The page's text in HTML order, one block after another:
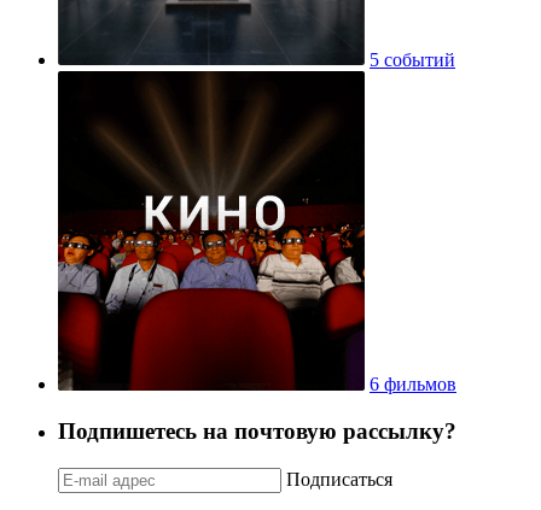
5 событий
6 фильмов
Подпишетесь на почтовую рассылку?
Подписаться